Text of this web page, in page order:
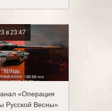
в 23:47
«Операция
Русской Весны»